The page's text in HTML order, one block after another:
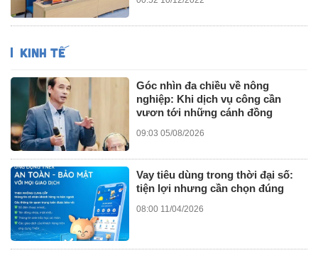
KINH TẾ
Góc nhìn đa chiều về nông
nghiệp: Khi dịch vụ công cần
vươn tới những cánh đồng
09:03 05/08/2026
Vay tiêu dùng trong thời đại số:
tiện lợi nhưng cần chọn đúng
08:00 11/04/2026